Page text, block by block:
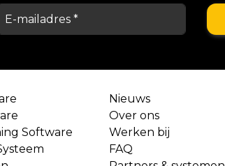
Software
Nieuws
Over ons
Werken bij
FAQ